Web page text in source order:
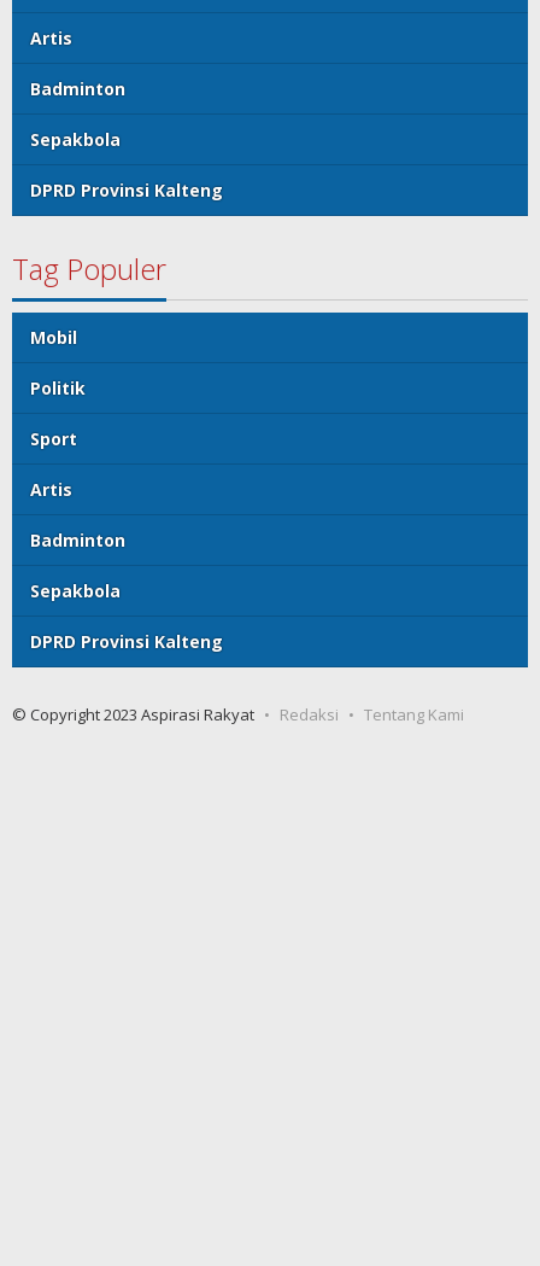
Artis
Badminton
Sepakbola
DPRD Provinsi Kalteng
Tag Populer
Mobil
Politik
Sport
Artis
Badminton
Sepakbola
DPRD Provinsi Kalteng
© Copyright 2023 Aspirasi Rakyat Redaksi Tentang Kami